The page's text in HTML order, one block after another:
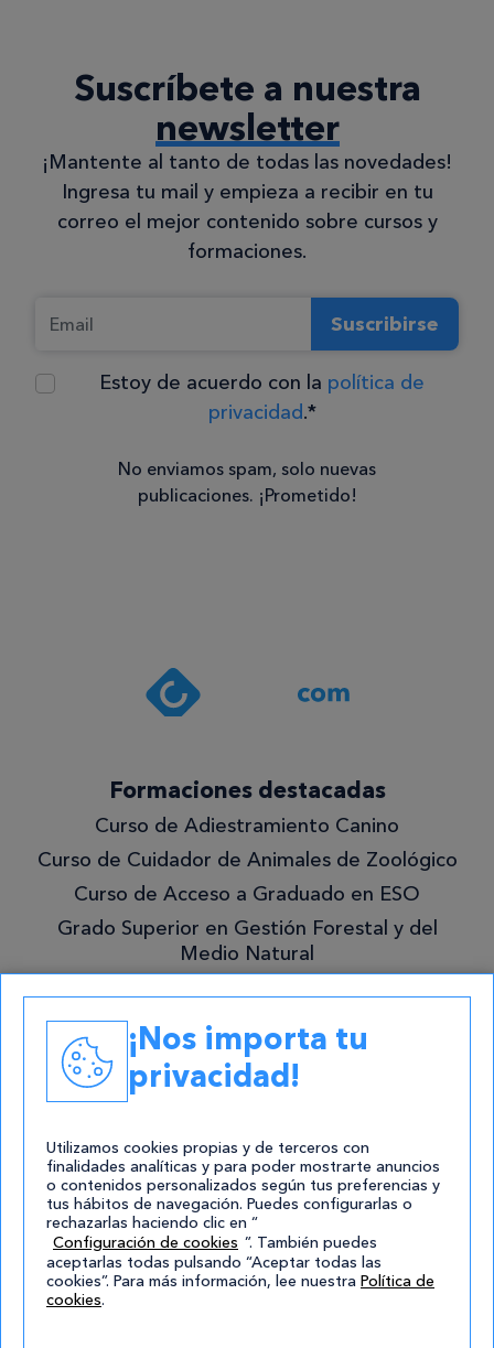
Suscríbete a nuestra
newsletter
¡Mantente al tanto de todas las novedades!
Ingresa tu mail y empieza a recibir en tu
correo el mejor contenido sobre cursos y
formaciones.
Suscribirse
Estoy de acuerdo con la política de
privacidad.*
Consentimiento
política de
privacidad .*
¡Quiero
mejor!
No enviamos spam, solo nuevas
publicaciones. ¡Prometido!
Formaciones destacadas
Curso de Adiestramiento Canino
Curso de Cuidador de Animales de Zoológico
Curso de Acceso a Graduado en ESO
Grado Superior en Gestión Forestal y del
Medio Natural
Contacto
atencion@cursos.com
Redes Sociales
¡Nos importa tu
privacidad!
Utilizamos cookies propias y de terceros con
finalidades analíticas y para poder mostrarte anuncios
o contenidos personalizados según tus preferencias y
tus hábitos de navegación. Puedes configurarlas o
rechazarlas haciendo clic en “
Configuración de cookies ”. También puedes
aceptarlas todas pulsando “Aceptar todas las
cookies”. Para más información, lee nuestra Política de
cookies.